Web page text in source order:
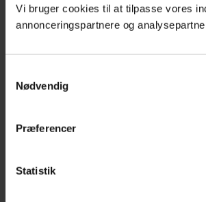
Vi bruger cookies til at tilpasse vores
annonceringspartnere og
Nødvendig
Præferencer
Statistik